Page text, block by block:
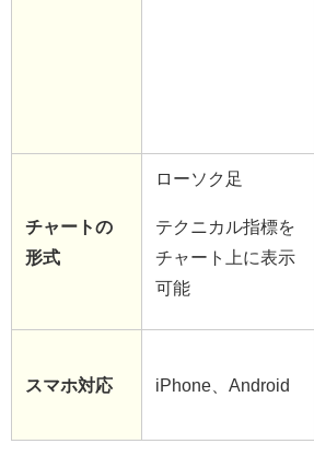
チャートの
形式
ローソク足
テクニカル指標を
チャート上に表示
可能
スマホ対応 iPhone、Android